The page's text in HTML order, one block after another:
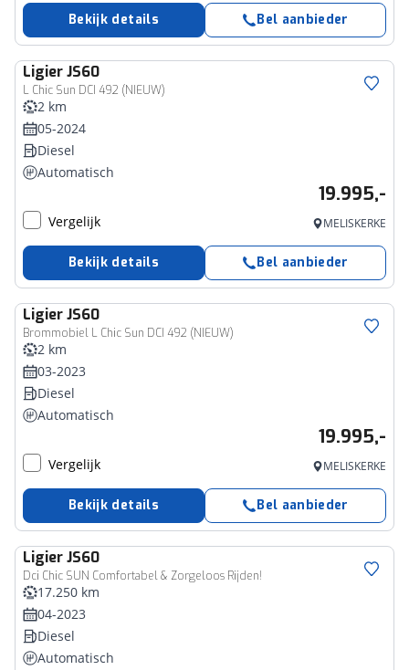
Bekijk details Bel aanbieder
LigierJS60
L Chic Sun DCI 492 (NIEUW)
2 km
05-2024
Diesel
Automatisch
19.995,-
Vergelijk MELISKERKE
Bekijk details Bel aanbieder
LigierJS60
Brommobiel L Chic Sun DCI 492 (NIEUW)
2 km
03-2023
Diesel
Automatisch
19.995,-
Vergelijk MELISKERKE
Bekijk details Bel aanbieder
LigierJS60
Dci Chic SUN Comfortabel & Zorgeloos Rijden!
17.250 km
04-2023
Diesel
Automatisch